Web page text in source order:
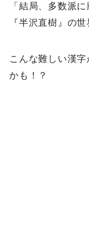
「結局、多数派
『半沢直樹』の
こんな難しい漢
かも！？